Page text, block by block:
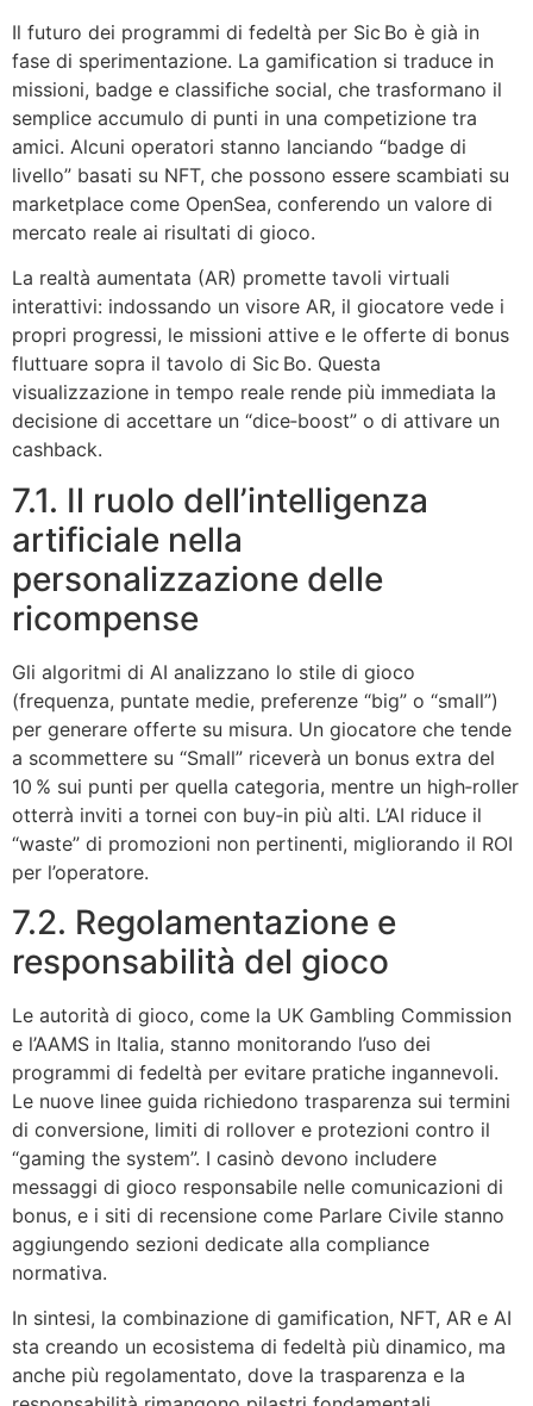
Il futuro dei programmi di fedeltà per Sic Bo è già in
fase di sperimentazione. La gamification si traduce in
missioni, badge e classifiche social, che trasformano il
semplice accumulo di punti in una competizione tra
amici. Alcuni operatori stanno lanciando “badge di
livello” basati su NFT, che possono essere scambiati su
marketplace come OpenSea, conferendo un valore di
mercato reale ai risultati di gioco.
La realtà aumentata (AR) promette tavoli virtuali
interattivi: indossando un visore AR, il giocatore vede i
propri progressi, le missioni attive e le offerte di bonus
fluttuare sopra il tavolo di Sic Bo. Questa
visualizzazione in tempo reale rende più immediata la
decisione di accettare un “dice‑boost” o di attivare un
cashback.
7.1. Il ruolo dell’intelligenza
artificiale nella
personalizzazione delle
ricompense
Gli algoritmi di AI analizzano lo stile di gioco
(frequenza, puntate medie, preferenze “big” o “small”)
per generare offerte su misura. Un giocatore che tende
a scommettere su “Small” riceverà un bonus extra del
10 % sui punti per quella categoria, mentre un high‑roller
otterrà inviti a tornei con buy‑in più alti. L’AI riduce il
“waste” di promozioni non pertinenti, migliorando il ROI
per l’operatore.
7.2. Regolamentazione e
responsabilità del gioco
Le autorità di gioco, come la UK Gambling Commission
e l’AAMS in Italia, stanno monitorando l’uso dei
programmi di fedeltà per evitare pratiche ingannevoli.
Le nuove linee guida richiedono trasparenza sui termini
di conversione, limiti di rollover e protezioni contro il
“gaming the system”. I casinò devono includere
messaggi di gioco responsabile nelle comunicazioni di
bonus, e i siti di recensione come Parlare Civile stanno
aggiungendo sezioni dedicate alla compliance
normativa.
In sintesi, la combinazione di gamification, NFT, AR e AI
sta creando un ecosistema di fedeltà più dinamico, ma
anche più regolamentato, dove la trasparenza e la